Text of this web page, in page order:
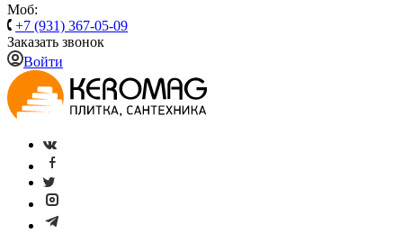
Моб:
+7 (931) 367-05-09
Заказать звонок
Войти